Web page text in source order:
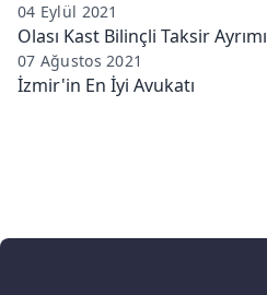
04 Eylül 2021
Olası Kast Bilinçli Taksir Ayrımı
07 Ağustos 2021
İzmir'in En İyi Avukatı